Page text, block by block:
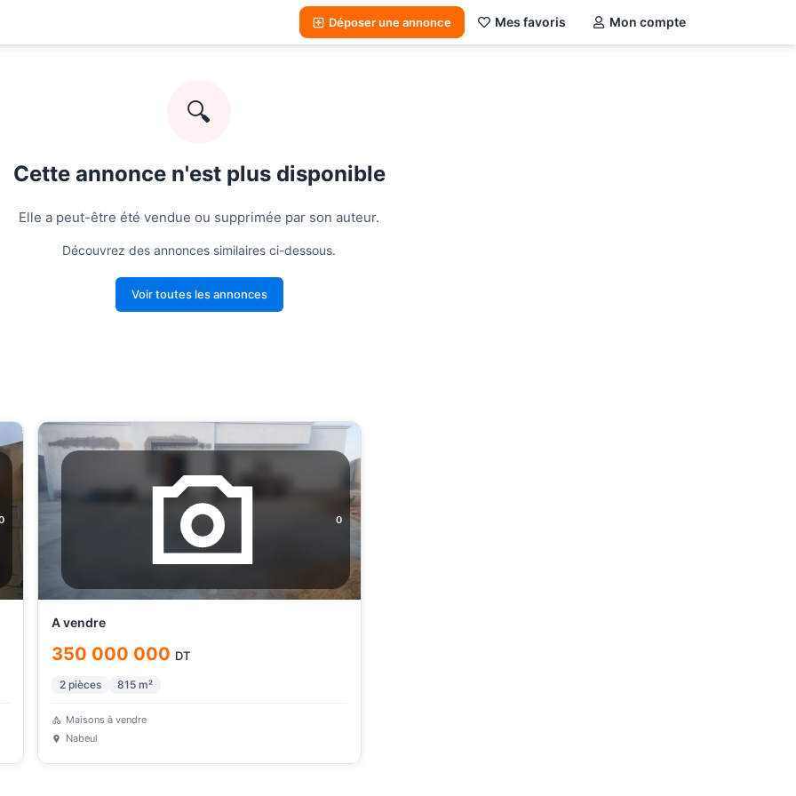
Déposer une annonce Mes favoris Mon compte
🔍
Cette annonce n'est plus disponible
Elle a peut-être été vendue ou supprimée par son auteur.
Découvrez des annonces similaires ci-dessous.
Voir toutes les annonces
0
A vendre
350 000 000 DT
2 pièces 815m²
Maisons à vendre
Nabeul